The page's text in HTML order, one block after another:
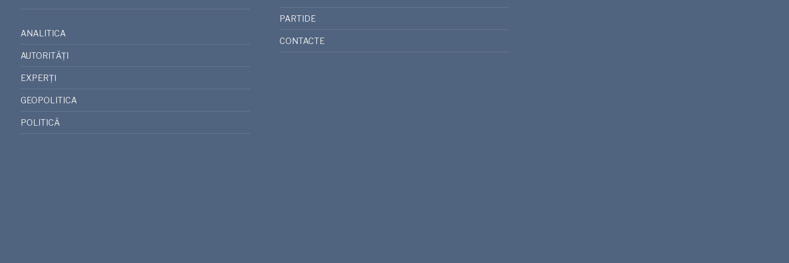
ANALITICA
AUTORITĂȚI
EXPERȚI
GEOPOLITICA
POLITICĂ
PARTIDE
CONTACTE